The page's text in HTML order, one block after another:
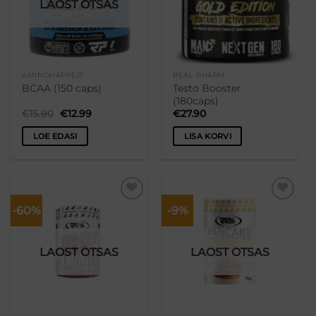
LAOST OTSAS
AMINOHAPPED
BCAA (150 caps)
€15.90 Algne
oli:
€15.90.
€12.99Praegune
LOE EDASI
REAL PHARM
Testo Booster
(180caps)
€27.90
LISA KORVI
-60%
soovikorvi
LAOST OTSAS
-9%
LAOST OTSAS